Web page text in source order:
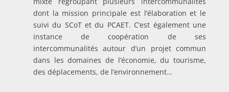
dont la mission principale est l’élaboration et le
suivi du SCoT et du PCAET. C’est également une
instance de coopération de ses
intercommunalités autour d’un projet commun
dans les domaines de l’économie, du tourisme,
des déplacements, de l’environnement…